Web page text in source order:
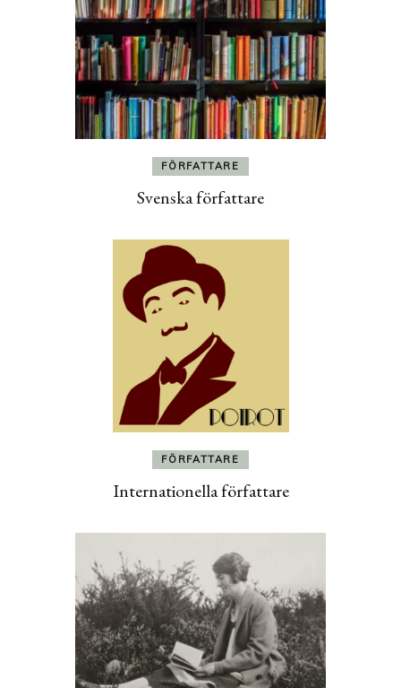
FÖRFATTARE
Svenska författare
FÖRFATTARE
Internationella författare